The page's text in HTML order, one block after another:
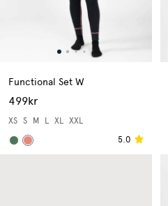
Functional Set W
499kr
XS S M L XL XXL
5.0